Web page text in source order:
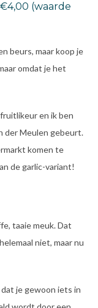
(waarde
beurs, maar koop je
omdat je het
en ik ben
der Meulen gebeurt.
komen te
de garlic-variant!
taaie meuk. Dat
niet, maar nu
je gewoon iets in